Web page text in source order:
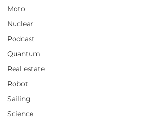
Moto
Nuclear
Podcast
Quantum
Real estate
Robot
Sailing
Science